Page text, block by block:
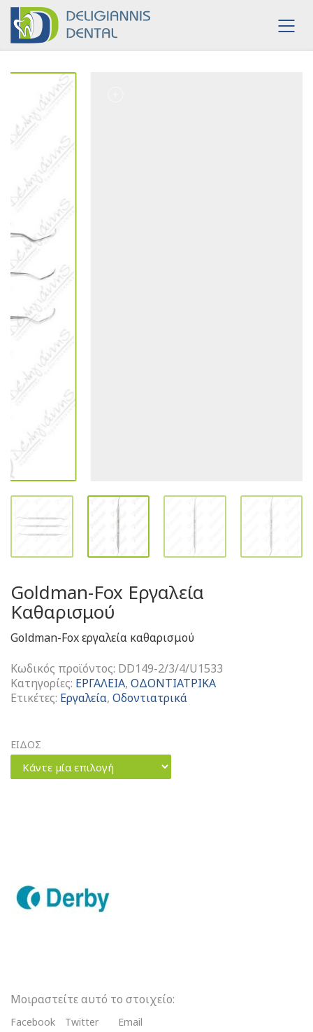
Goldman-Fox Εργαλεία
Καθαρισμού
Goldman-Fox εργαλεία καθαρισμού
Κωδικός προϊόντος: DD149-2/3/4/U1533
Κατηγορίες: ΕΡΓΑΛΕΙΑ, ΟΔΟΝΤΙΑΤΡΙΚΑ
Ετικέτες: Εργαλεία, Οδοντιατρικά
ΕΙΔΟΣ
Κάντε μία επιλογή
ποσότητα
Μοιραστείτε αυτό το στοιχείο:
Facebook Twitter Email